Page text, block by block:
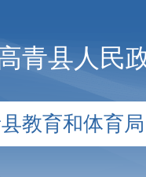
青县人民
教育和体育局